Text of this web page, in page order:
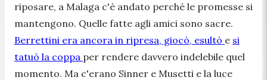
riposare, a Malaga c'è andato perché le promesse si
mantengono. Quelle fatte agli amici sono sacre.
Berrettini era ancora in ripresa, giocò, esultò e si
tatuò la coppa per rendere davvero indelebile quel
momento. Ma c'erano Sinner e Musetti e la luce